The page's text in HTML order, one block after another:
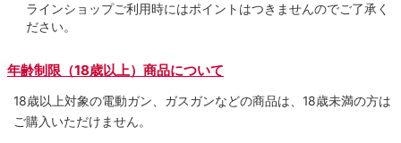
ラインショップご利用時にはポイントはつきませんのでご了承く
ださい。
年齢制限（18歳以上）商品について
18歳以上対象の電動ガン、ガスガンなどの商品は、18歳未満の方は
ご購入いただけません。